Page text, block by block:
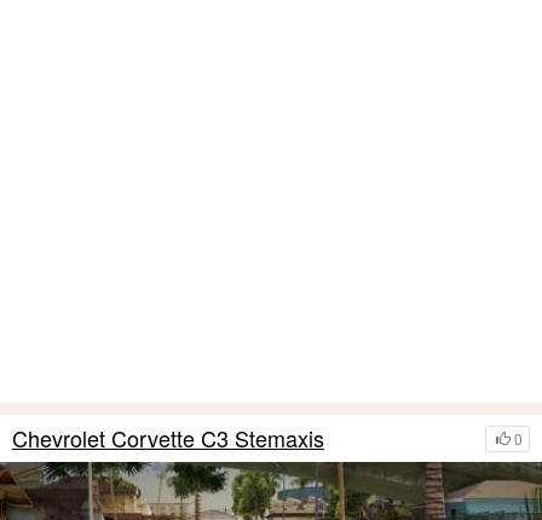
0
Chevrolet Corvette C3 Stemaxis